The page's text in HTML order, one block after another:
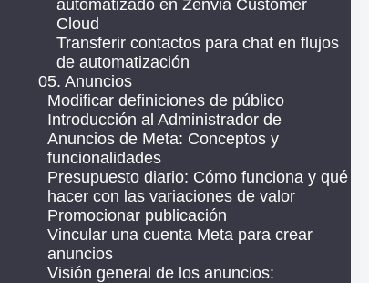
automatizado en Zenvia Customer
Cloud
Transferir contactos para chat en flujos
de automatización
05. Anuncios
Modificar definiciones de público
Introducción al Administrador de
Anuncios de Meta: Conceptos y
funcionalidades
Presupuesto diario: Cómo funciona y qué
hacer con las variaciones de valor
Promocionar publicación
Vincular una cuenta Meta para crear
anuncios
Visión general de los anuncios: